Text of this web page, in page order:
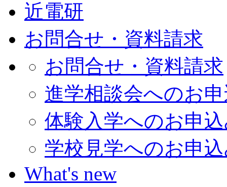
近電研
お問合せ・資料請求
お問合せ・資料請求
進学相談会へのお
体験入学へのお申
学校見学へのお申
What's new